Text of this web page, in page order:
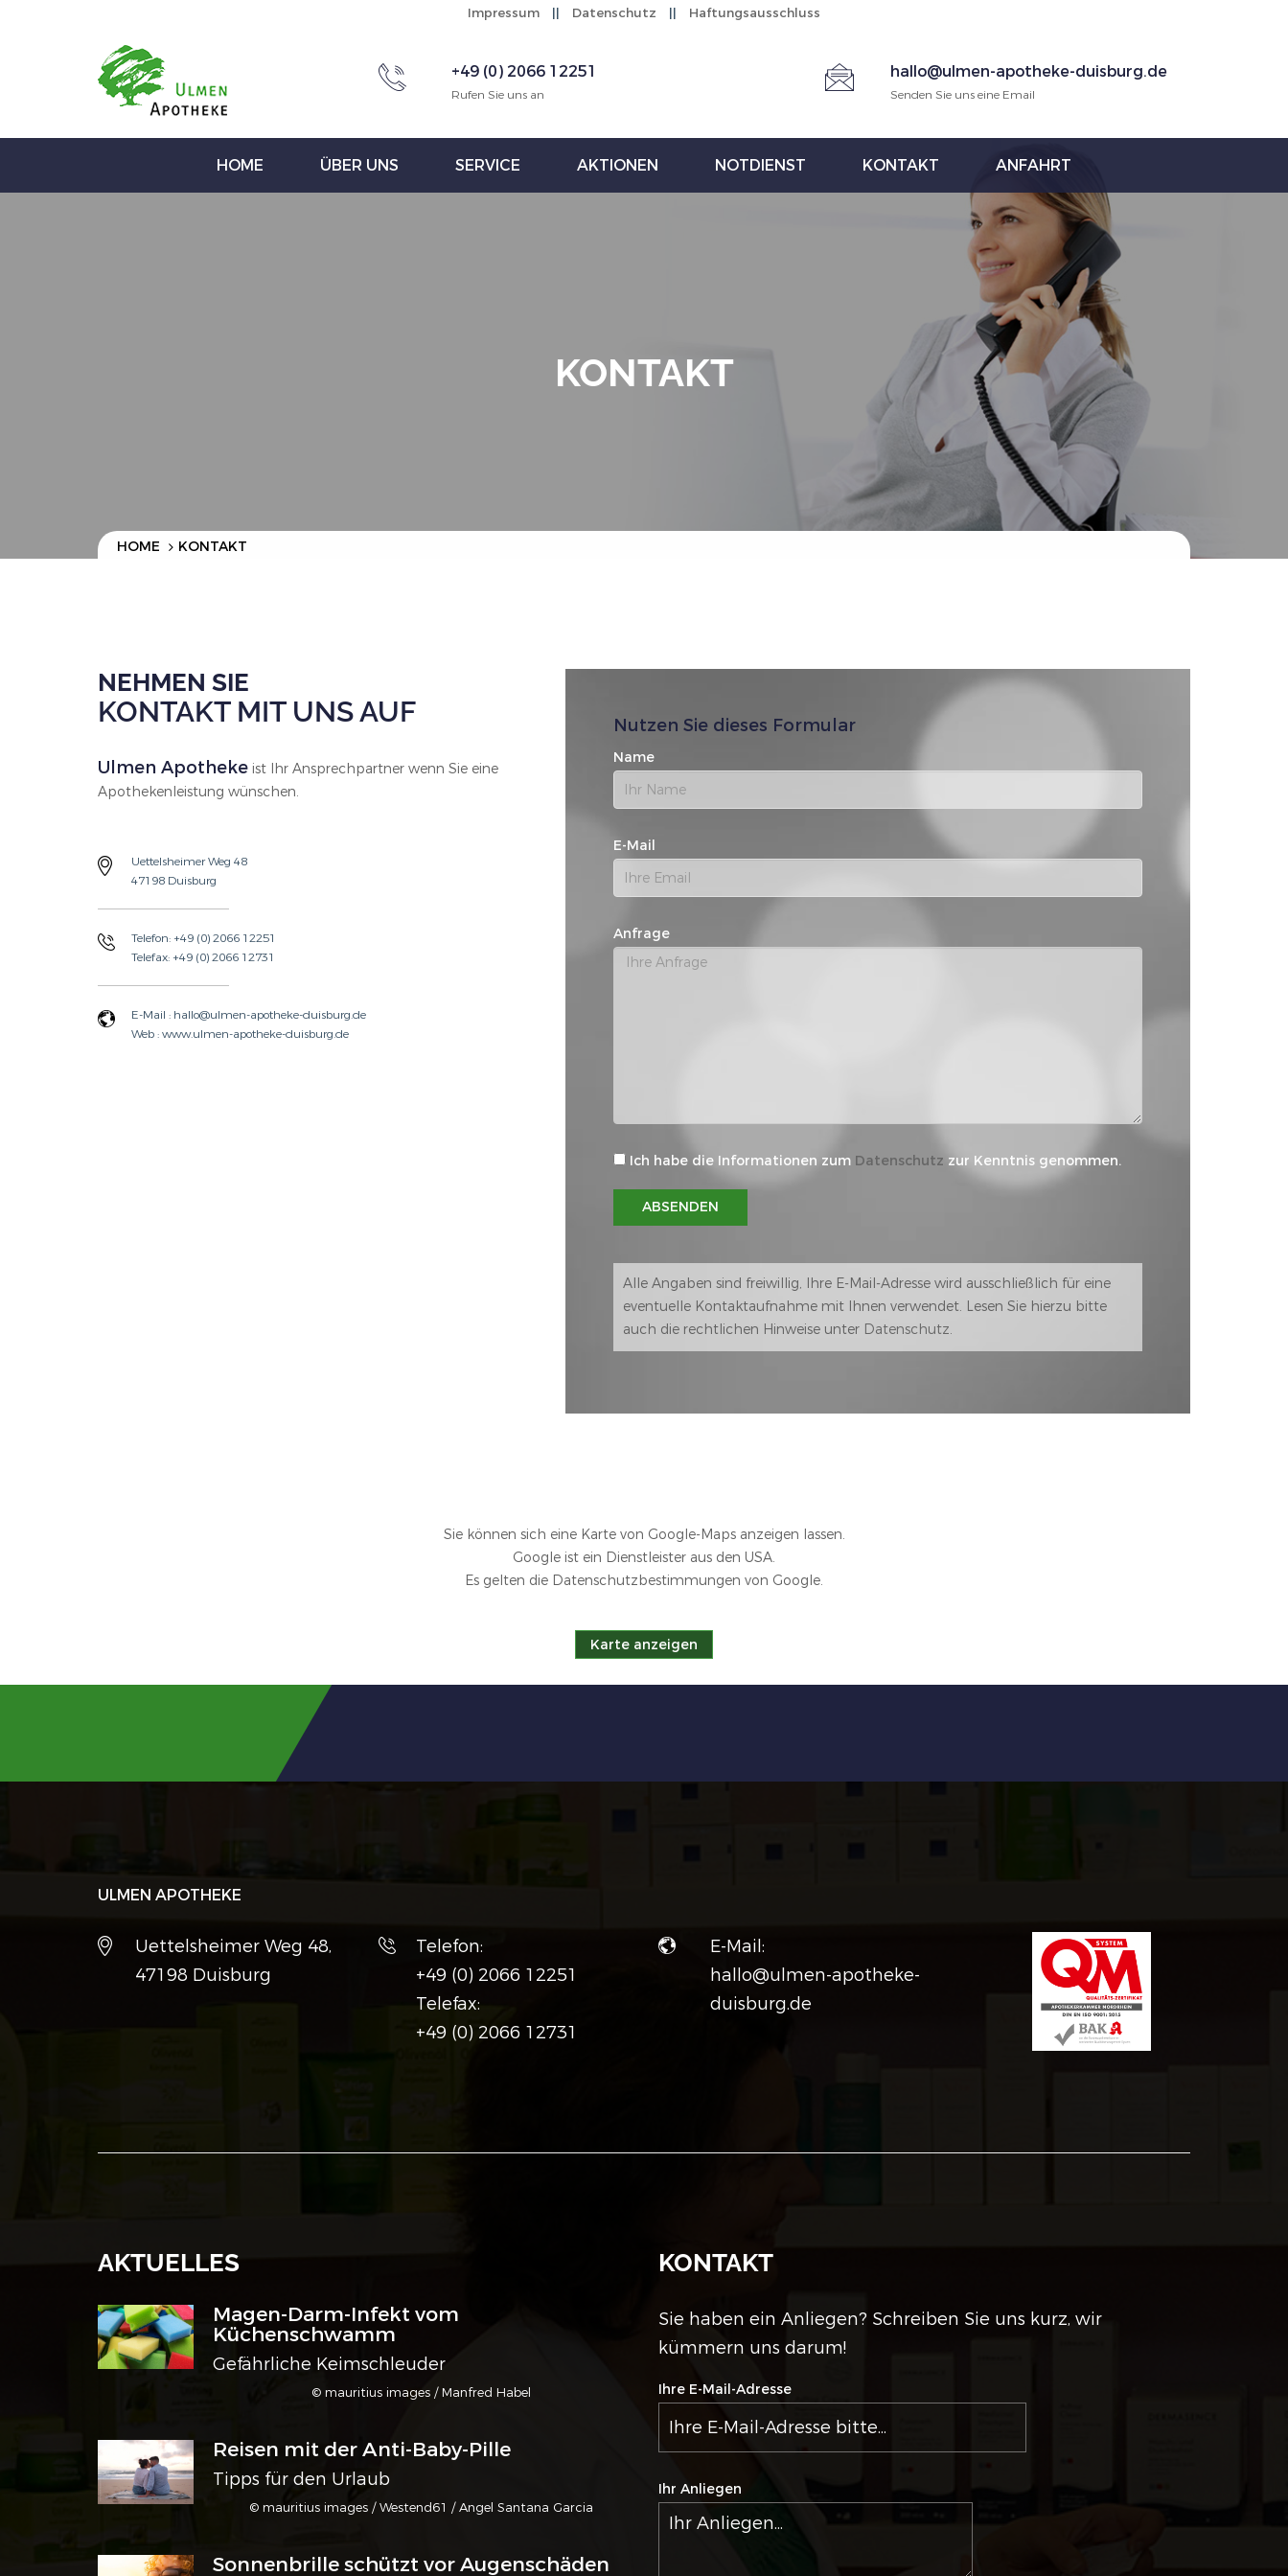
Impressum || Datenschutz || Haftungsausschluss
+49 (0) 2066 12251
Rufen Sie uns an
hallo@ulmen-apotheke-duisburg.de
Senden Sie uns eine Email
HOME ÜBER UNS SERVICE AKTIONEN NOTDIENST KONTAKT ANFAHRT
KONTAKT
HOME KONTAKT
NEHMEN SIE
KONTAKT MIT UNS AUF
Ulmen Apotheke ist Ihr Ansprechpartner wenn Sie eine
Apothekenleistung wünschen.
Uettelsheimer Weg 48
47198 Duisburg
Telefon: +49 (0) 2066 12251
Telefax: +49 (0) 2066 12731
E-Mail : hallo@ulmen-apotheke-duisburg.de
Web : www.ulmen-apotheke-duisburg.de
Nutzen Sie dieses Formular
Name
E-Mail
Anfrage
Ich habe die Informationen zum Datenschutz zur Kenntnis genommen.
ABSENDEN
Alle Angaben sind freiwillig, Ihre E-Mail-Adresse wird ausschließlich für eine
eventuelle Kontaktaufnahme mit Ihnen verwendet. Lesen Sie hierzu bitte
auch die rechtlichen Hinweise unter Datenschutz.
Sie können sich eine Karte von Google-Maps anzeigen lassen.
Google ist ein Dienstleister aus den USA.
Es gelten die Datenschutzbestimmungen von Google.
Karte anzeigen
ULMEN APOTHEKE
Uettelsheimer Weg 48,
47198 Duisburg
Telefon:
+49 (0) 2066 12251
Telefax:
+49 (0) 2066 12731
E-Mail:
hallo@ulmen-apotheke-
duisburg.de
AKTUELLES
Magen-Darm-Infekt vom
Küchenschwamm
Gefährliche Keimschleuder
© mauritius images / Manfred Habel
Reisen mit der Anti-Baby-Pille
Tipps für den Urlaub
© mauritius images / Westend61 / Angel Santana Garcia
Sonnenbrille schützt vor Augenschäden
KONTAKT
Sie haben ein Anliegen? Schreiben Sie uns kurz, wir
kümmern uns darum!
Ihre E-Mail-Adresse
Ihr Anliegen